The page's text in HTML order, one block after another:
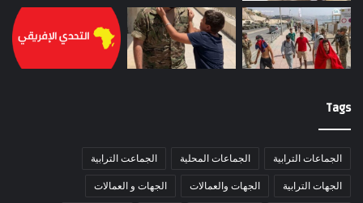
Tags
الجماعات الترابية الجماعات المحلية الجماعت الترابية
الجهات الترابية الجهات والعمالات الجهات و العمالات